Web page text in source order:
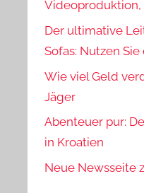
Der ultimative
Sofas: Nutzen
Wie viel Geld
Jäger
Abenteuer pur:
in Kroatien
Neue Newsseite